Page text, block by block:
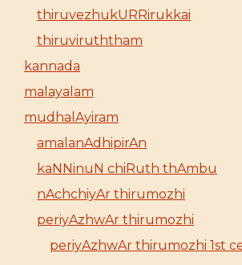
thiruvezhukURRirukkai
thiruviruththam
kannada
malayalam
mudhalAyiram
amalanAdhipirAn
kaNNinuN chiRuth thAmbu
nAchchiyAr thirumozhi
periyAzhwAr thirumozhi
periyAzhwAr thirumozhi 1st